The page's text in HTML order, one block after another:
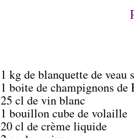
1 kg de blanquette de veau
1 boite de champignons de
25 cl de vin blanc
1 bouillon cube de volaille
20 cl de crème liquide